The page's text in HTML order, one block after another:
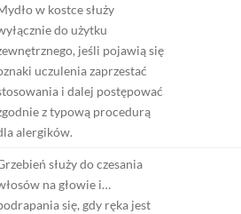
w kostce służy
do użytku
jeśli pojawią się
uczulenia zaprzestać
i dalej postępować
z typową procedurą
alergików.
służy do czesania
na głowie i…
się, gdy ręka jest